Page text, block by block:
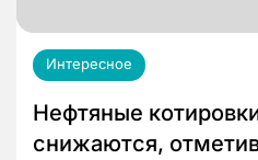
Интересное
Нефтяные
снижаются,